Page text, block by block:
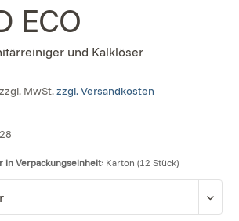
ECO
und Kalklöser
zzgl. MwSt.zzgl. Versandkosten
in Verpackungseinheit: Karton (12 Stück)